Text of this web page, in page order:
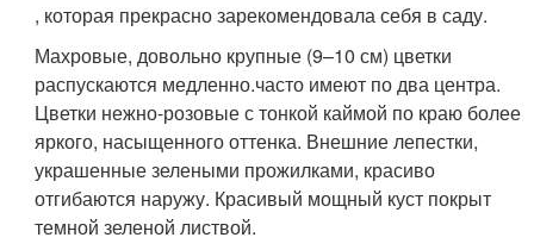
, которая прекрасно зарекомендовала себя в саду.
Махровые, довольно крупные (9–10 см) цветки
распускаются медленно.часто имеют по два центра.
Цветки нежно-розовые с тонкой каймой по краю более
яркого, насыщенного оттенка. Внешние лепестки,
украшенные зелеными прожилками, красиво
отгибаются наружу. Красивый мощный куст покрыт
темной зеленой листвой.